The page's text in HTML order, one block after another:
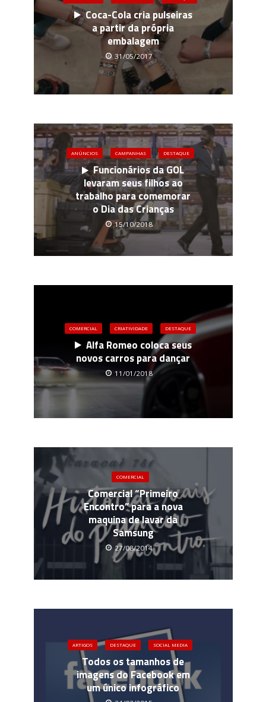
Coca-Cola cria pulseiras
a partir da própria
embalagem
31/05/2017
ANÚNCIOS CAMPANHAS DESTAQUE
Funcionários da GOL
levaram seus filhos ao
trabalho para comemorar
o Dia das Crianças
15/10/2018
COMERCIAL CRIATIVIDADE DESTAQUE
Alfa Romeo coloca seus
novos carros para dançar
11/01/2018
COMERCIAL
Comercial “Primeiro
Encontro” para a nova
maquina de lavar da
Samsung
27/08/2014
ARTIGOS DESTAQUE SOCIAL MEDIA
Todos os tamanhos de
imagens do Facebook em
um único infográfico